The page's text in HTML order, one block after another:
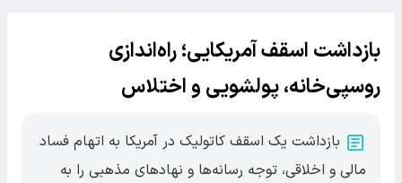
بازداشت اسقف آمریکایی؛ راه‌اندازی
روسپی‌خانه، پولشویی و اختلاس
بازداشت یک اسقف کاتولیک در آمریکا به اتهام فساد
مالی و اخلاقی، توجه رسانه‌ها و نهادهای مذهبی را به